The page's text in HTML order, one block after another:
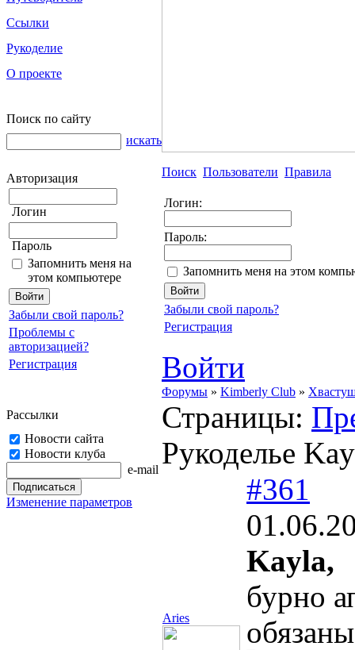
Ссылки
Рукоделие
О проекте
Поиск по сайту
искать
Авторизация
Логин
Пароль
Запомнить меня на
этом компьютере
Забыли свой пароль?
Проблемы с
авторизацией?
Регистрация
Рассылки
Новости сайта
Новости клуба
e-mail
Изменение параметров
Поиск Пользователи Правила
Логин:
Пароль:
Запомнить меня на этом
Забыли свой пароль?
Регистрация
Войти
Форумы » Kimberly Club »
Страницы:
Рукоделье
Aries
#361
Kayla,
бурно